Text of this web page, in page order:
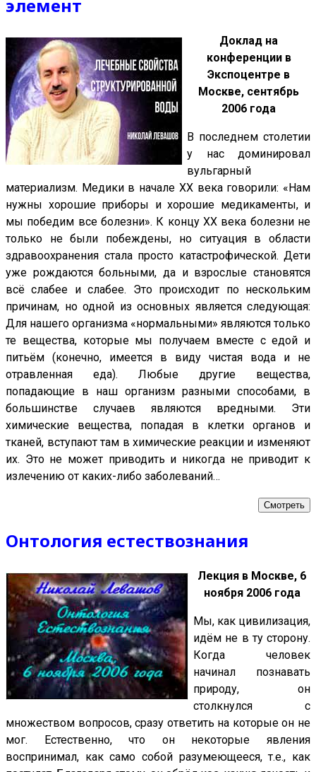
элемент
Доклад на
конференции в
Экспоцентре в
Москве, сентябрь
2006 года
В последнем столетии
у нас доминировал
вульгарный
материализм. Медики в начале XX века говорили: «Нам
нужны хорошие приборы и хорошие медикаменты, и
мы победим все болезни». К концу XX века болезни не
только не были побеждены, но ситуация в области
здравоохранения стала просто катастрофической. Дети
уже рождаются больными, да и взрослые становятся
всё слабее и слабее. Это происходит по нескольким
причинам, но одной из основных является следующая:
Для нашего организма «нормальными» являются только
те вещества, которые мы получаем вместе с едой и
питьём (конечно, имеется в виду чистая вода и не
отравленная еда). Любые другие вещества,
попадающие в наш организм разными способами, в
большинстве случаев являются вредными. Эти
химические вещества, попадая в клетки органов и
тканей, вступают там в химические реакции и изменяют
их. Это не может приводить и никогда не приводит к
излечению от каких-либо заболеваний…
Смотреть
Онтология естествознания
Лекция в Москве, 6
ноября 2006 года
Мы, как цивилизация,
идём не в ту сторону.
Когда человек
начинал познавать
природу, он
столкнулся с
множеством вопросов, сразу ответить на которые он не
мог. Естественно, что он некоторые явления
воспринимал, как само собой разумеющееся, т.е., как